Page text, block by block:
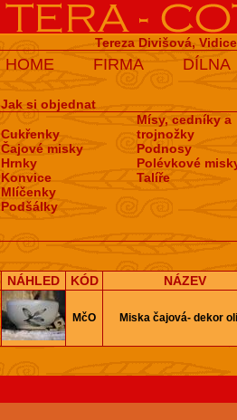
Tereza Divišová,
HOME FIRMA DÍLNA
Jak si objednat
Cukřenky
Čajové misky
Hrnky
Konvice
Mlíčenky
Podšálky
Mísy, cedníky a
trojnožky
Podnosy
Polévkové
Talíře
NÁHLED KÓD NÁZEV
MčO Miska čajová- dekor